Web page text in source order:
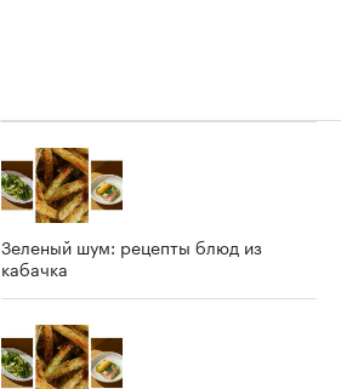
Зеленый шум: рецепты блюд из
кабачка